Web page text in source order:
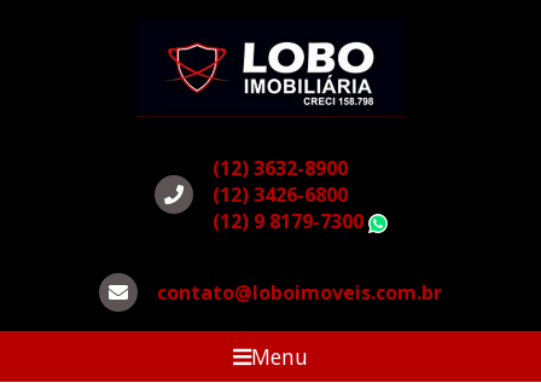
(12) 3632-8900
(12) 3426-6800
(12) 9 8179-7300
contato@loboimoveis.com.br
Menu